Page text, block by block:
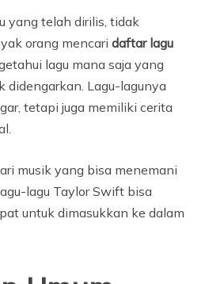
yang telah dirilis, tidak
orang mencari daftar lagu
lagu mana saja yang
didengarkan. Lagu-lagunya
tetapi juga memiliki cerita
musik yang bisa menemani
lagu Taylor Swift bisa
untuk dimasukkan ke dalam